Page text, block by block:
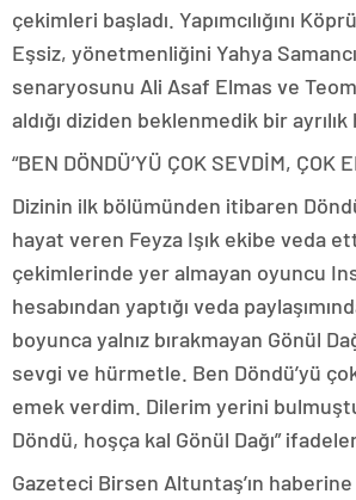
çekimleri başladı. Yapımcılığını
Eşsiz, yönetmenliğini Yahya
senaryosunu Ali Asaf Elmas ve
aldığı diziden beklenmedik bir ayrılık
“BEN DÖNDÜ’YÜ ÇOK SEVDİM, ÇOK
Dizinin ilk bölümünden itibaren
hayat veren Feyza Işık ekibe veda
çekimlerinde yer almayan oyuncu
hesabından yaptığı veda
boyunca yalnız bırakmayan Gönül
sevgi ve hürmetle. Ben Döndü’yü
emek verdim. Dilerim yerini
Döndü, hoşça kal Gönül Dağı”
Gazeteci Birsen Altuntaş’ın haberine